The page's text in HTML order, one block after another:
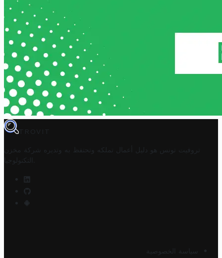
TROVIT
تروفيت تونس هو دليل أعمال تملكه وتحتفظ به وتديره
شركة مخزن
التكنولوجيا
سياسة الخصوصية